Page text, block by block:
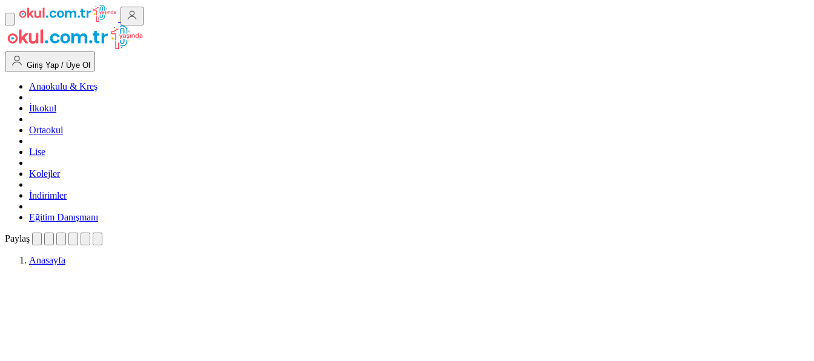
Giriş Yap / Üye Ol
Anaokulu & Kreş
İlkokul
Ortaokul
Lise
Kolejler
İndirimler
Eğitim Danışmanı
Paylaş
Anasayfa